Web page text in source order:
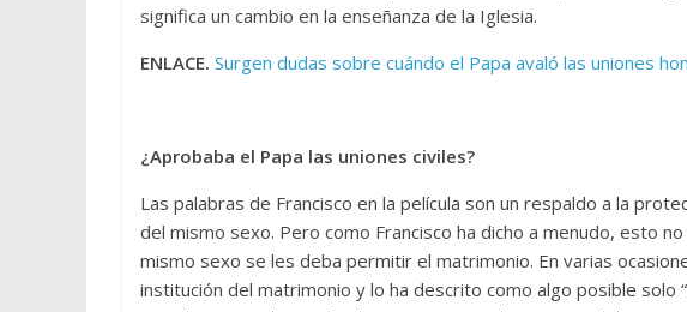
significa un cambio en la enseñanza de la Iglesia.
ENLACE. Surgen dudas sobre cuándo el Papa avaló las uniones
¿Aprobaba el Papa las uniones civiles?
Las palabras de Francisco en la película son un respaldo a la
del mismo sexo. Pero como Francisco ha dicho a menudo, esto
mismo sexo se les deba permitir el matrimonio. En varias
institución del matrimonio y lo ha descrito como algo posible solo